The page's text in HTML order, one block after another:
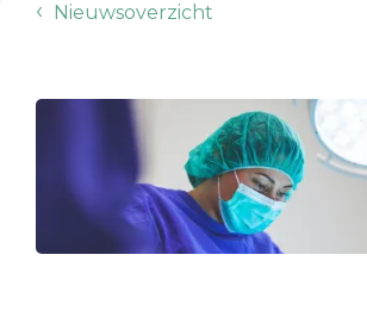
Nieuwsoverzicht